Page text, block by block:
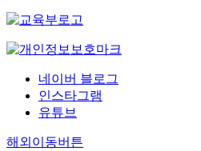
네이버 블로그
인스타그램
유튜브
해외이동버튼